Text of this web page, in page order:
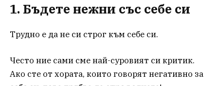
1. Бъдете нежни със себе си
Трудно е да не си строг към себе си.
Често ние сами сме най-суровият си критик.
Ако сте от хората, които говорят негативно за